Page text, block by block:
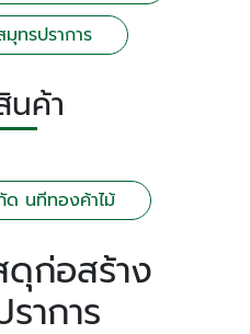
ทรปราการ
นค้า
ด นทีทองค้าไม้
ดุก่อสร้าง
าการ